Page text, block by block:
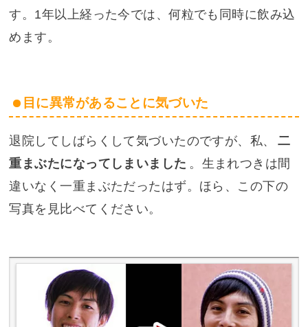
す。1年以上経った今では、何粒でも同時に飲み込
めます。
目に異常があることに気づいた
退院してしばらくして気づいたのですが、私、
二
重まぶたになってしまいました 。生まれつきは間
違いなく一重まぶただったはず。ほら、この下の
写真を見比べてください。